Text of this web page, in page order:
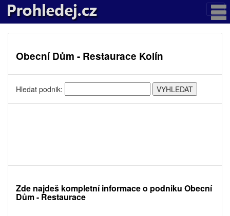
Obecní Dům - Restaurace Kolín
Hledat podnik:
Zde najdeš kompletní informace o podniku Obecní
Dům - Restaurace